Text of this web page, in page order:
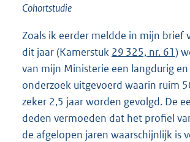
Cohortstudie
Zoals ik eerder meldde in mijn brief
dit jaar (Kamerstuk 29 325, nr. 61)
van mijn Ministerie een langdurig
onderzoek uitgevoerd waarin ruim
zeker 2,5 jaar worden gevolgd. De
deden vermoeden dat het profiel
de afgelopen jaren waarschijnlijk is